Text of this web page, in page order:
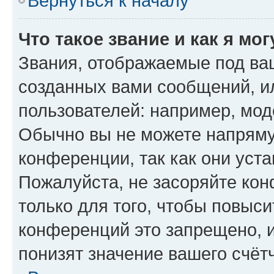
Что такое звание и как я
Звания, отображаемые под
созданных вами сообщений,
пользователей: например,
Обычно вы не можете
конференции, так как они
Пожалуйста, не засоряйте
только для того, чтобы
конференций это запрещено,
понизят значение вашего